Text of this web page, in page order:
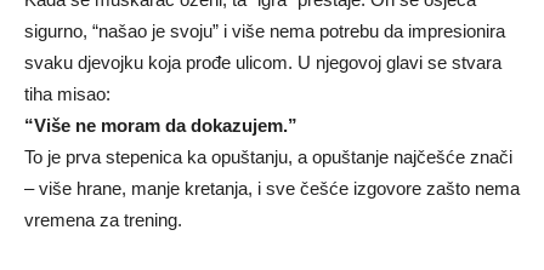
sigurno, “našao je svoju” i više nema potrebu da impresionira
svaku djevojku koja prođe ulicom. U njegovoj glavi se stvara
tiha misao:
“Više ne moram da dokazujem.”
To je prva stepenica ka opuštanju, a opuštanje najčešće znači
– više hrane, manje kretanja, i sve češće izgovore zašto nema
vremena za trening.